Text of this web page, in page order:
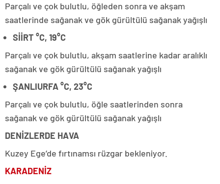
Parçalı ve çok bulutlu, öğleden sonra ve akşam
saatlerinde sağanak ve gök gürültülü sağanak yağışlı
SİİRT °C, 19°C
Parçalı ve çok bulutlu, akşam saatlerine kadar aralıklı
sağanak ve gök gürültülü sağanak yağışlı
ŞANLIURFA °C, 23°C
Parçalı ve çok bulutlu, öğle saatlerinden sonra
sağanak ve gök gürültülü sağanak yağışlı
DENİZLERDE HAVA
Kuzey Ege’de fırtınamsı rüzgar bekleniyor.
KARADENİZ